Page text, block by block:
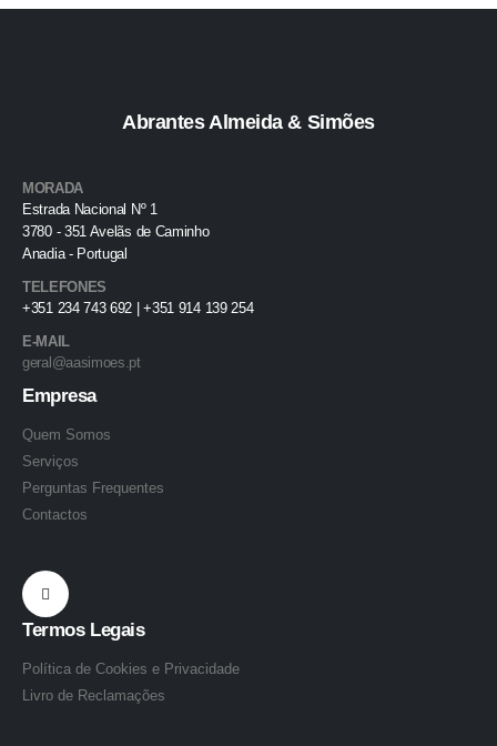
Abrantes Almeida & Simões
MORADA
Estrada Nacional Nº 1
3780 - 351 Avelãs de Caminho
Anadia - Portugal
TELEFONES
+351 234 743 692 | +351 914 139 254
E-MAIL
geral@aasimoes.pt
Empresa
Quem Somos
Serviços
Perguntas Frequentes
Contactos
Termos Legais
Política de Cookies e Privacidade
Livro de Reclamações